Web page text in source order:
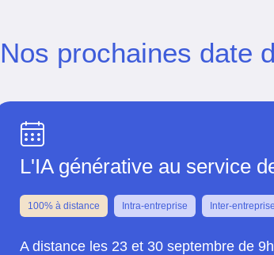
Nos prochaines date
L'IA générative au service
100% à distance Intra-entreprise Inter-entreprise
A distance les 23 et 30 septembre de